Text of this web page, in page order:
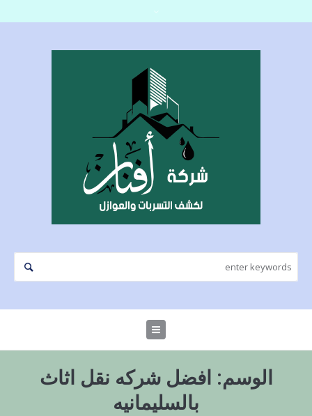
الوسم: افضل شركه نقل اثاث
بالسليمانيه